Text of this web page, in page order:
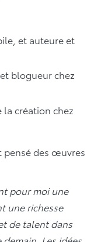
et auteure et
blogueur chez
la création chez
pensé des œuvres
pour moi une
une richesse
de talent dans